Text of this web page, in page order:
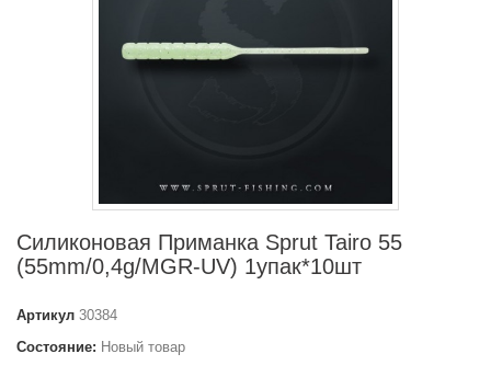
Силиконовая Приманка Sprut Tairo 55
(55mm/0,4g/MGR-UV) 1упак*10шт
Артикул 30384
Состояние: Новый товар